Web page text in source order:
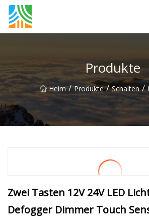
Produkte
Heim / Produkte / Schalten /
Zwei Tasten 12V 24V LED
Defogger Dimmer Touch